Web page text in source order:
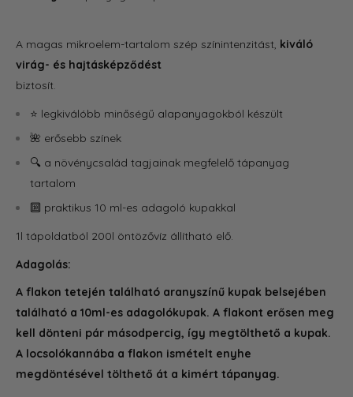
A magas mikroelem-tartalom szép színintenzitást, kiváló
virág- és hajtásképződést
biztosít.
⭐ legkiválóbb minőségű alapanyagokból készült
🌺 erősebb színek
🔍 a növénycsalád tagjainak megfelelő tápanyag
tartalom
🔟 praktikus 10 ml-es adagoló kupakkal
1l tápoldatból 200l öntözővíz állítható elő.
Adagolás:
A flakon tetején található aranyszínű kupak belsejében
található a 10ml-es adagolókupak. A flakont erősen meg
kell dönteni pár másodpercig, így megtölthető a kupak.
A locsolókannába a flakon ismételt enyhe
megdöntésével tölthető át a kimért tápanyag.